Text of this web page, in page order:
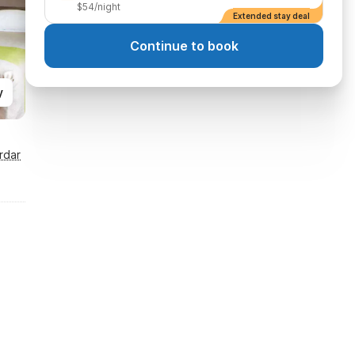
$54/night
Extended stay deal
Continue to book